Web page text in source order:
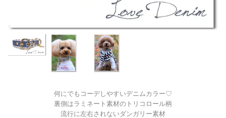
何にでもコーデしやすいデニムカラー♡
裏側はラミネート素材のトリコロール柄
流行に左右されないダンガリー素材